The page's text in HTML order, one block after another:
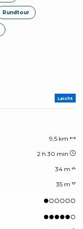
Rundtour
Leicht
9,5 km
2 h 30 min
34 m
35 m